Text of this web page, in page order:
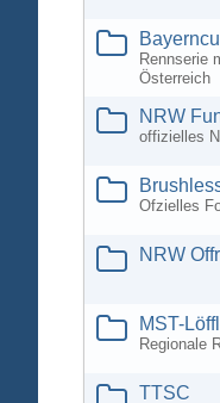
Rennserie
Österreich
NRW
offizielles
Ofzielles
NRW
MST-
Regionale
TTSC